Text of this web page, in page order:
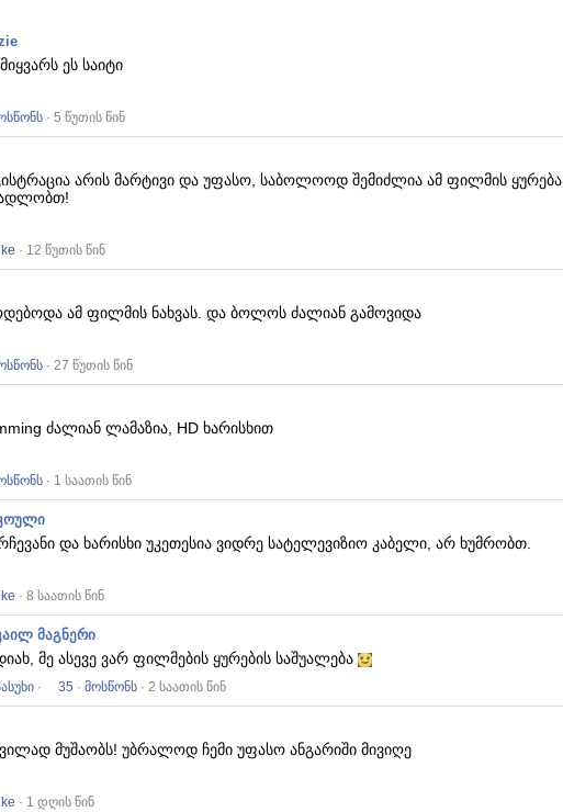
ეს საიტი
· 5 წუთის წინ
არის მარტივი და უფასო, საბოლოოდ შემიძლია ამ ფილმის ყურება
· 12 წუთის წინ
ამ ფილმის ნახვას. და ბოლოს ძალიან გამოვიდა
· 27 წუთის წინ
ძალიან ლამაზია, HD ხარისხით
· 1 საათის წინ
და ხარისხი უკეთესია ვიდრე სატელევიზიო კაბელი, არ ხუმრობთ.
· 8 საათის წინ
მაგნერი
მე ასევე ვარ ფილმების ყურების საშუალება
· 35 · მოსწონს · 2 საათის წინ
მუშაობს! უბრალოდ ჩემი უფასო ანგარიში მივიღე
· 1 დღის წინ